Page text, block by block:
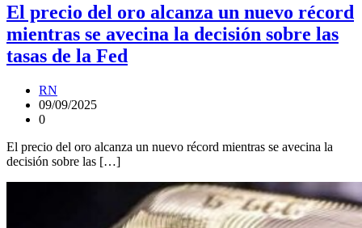
El precio del oro alcanza un nuevo récord
mientras se avecina la decisión sobre las
tasas de la Fed
RN
09/09/2025
0
El precio del oro alcanza un nuevo récord mientras se avecina la
decisión sobre las […]